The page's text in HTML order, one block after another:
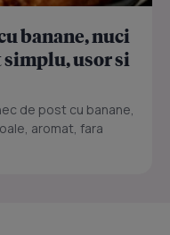
banane, nuci
simplu, usor si
de post cu banane,
aromat, fara